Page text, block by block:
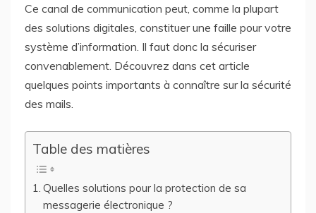
Ce canal de communication peut, comme la plupart
des solutions digitales, constituer une faille pour votre
système d’information. Il faut donc la sécuriser
convenablement. Découvrez dans cet article
quelques points importants à connaître sur la sécurité
des mails.
Table des matières
Quelles solutions pour la protection de sa
messagerie électronique ?